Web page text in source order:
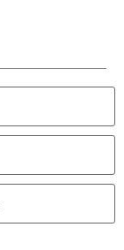
Bonifico bancario